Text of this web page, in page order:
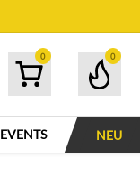
0 0
EVENTS NEU